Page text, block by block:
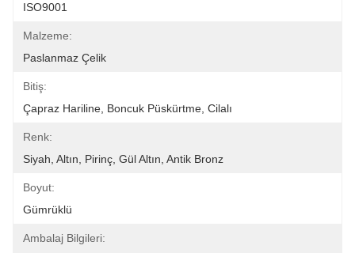
ISO9001
Malzeme:
Paslanmaz Çelik
Bitiş:
Çapraz Hariline, Boncuk Püskürtme, Cilalı
Renk:
Siyah, Altın, Pirinç, Gül Altın, Antik Bronz
Boyut:
Gümrüklü
Ambalaj Bilgileri: